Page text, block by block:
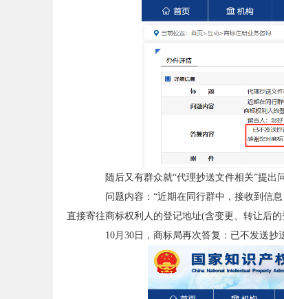
随后又有群众就“代理抄送文件相关”提出问
问题内容：“近期在同行群中，接收到信息
直接寄往商标权利人的登记地址(含变更、转让后
10月30日，商标局再次答复：已不发送抄